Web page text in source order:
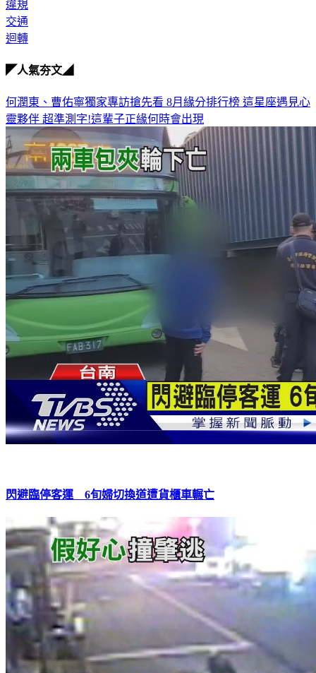
違規
交通
迴轉
◤人氣夯文◢
何潤東、曹佑寧獨家專訪搶先看 8月緣分排行榜 這星座遇見心
靈夥伴 超準測字!這輩子正緣何時會出現
閃避臨停客運 6旬婦切換道遭貨櫃車輾亡